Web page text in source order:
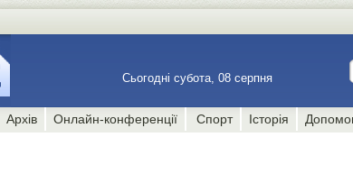
Сьогодні субота, 08 серпня
Архів Онлайн-конференції Спорт Історія